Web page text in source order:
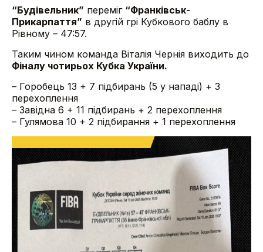
“Будівельник” переміг “Франківськ-
Прикарпаття” в другій грі Кубкового баблу в
Рівному – 47:57.
Таким чином команда Віталія Чернія виходить до
Фіналу чотирьох Кубка України.
– Горобець 13 + 7 підбирань (5 у нападі) + 3
перехоплення
– Завідна 6 + 11 підбирань + 2 перехоплення
– Гулямова 10 + 2 підбирання + 1 перехоплення